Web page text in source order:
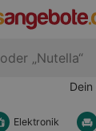
Elektronik